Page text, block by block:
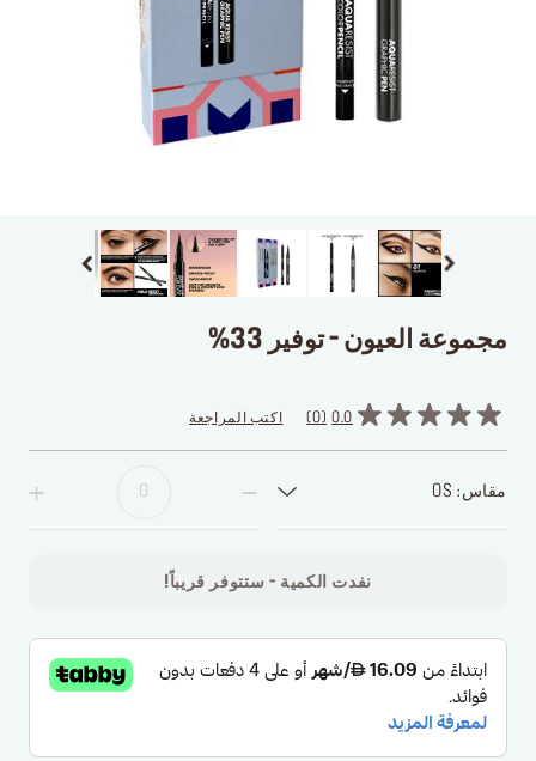
مجموعة العيون - توفير 33%
0.0
0 اكتب المراجعة
مقاس: OS
نفدت الكمية - ستتوفر قريباً!